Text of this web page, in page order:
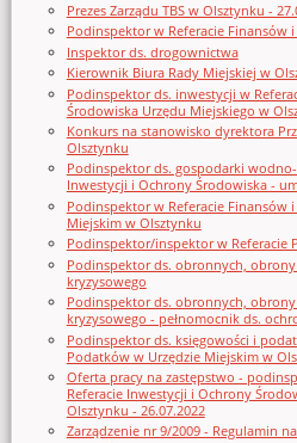
Prezes Zarządu TBS w Olsztynku -
Podinspektor w Referacie Finansów
Inspektor ds. drogownictwa
Kierownik Biura Rady Miejskiej w
Podinspektor ds. inwestycji w
Środowiska Urzędu Miejskiego w
Konkurs na stanowisko dyrektora
Olsztynku
Podinspektor ds. gospodarki
Inwestycji i Ochrony Środowiska -
Podinspektor w Referacie Finansów
Miejskim w Olsztynku
Podinspektor/inspektor w Referacie
Podinspektor ds. obronnych,
kryzysowego
Podinspektor ds. obronnych,
kryzysowego - pełnomocnik ds.
Podinspektor ds. księgowości i
Podatków w Urzędzie Miejskim w
Oferta pracy na zastępstwo -
Referacie Inwestycji i Ochrony
Olsztynku - 26.07.2022
Zarządzenie nr 9/2009 - Regulamin